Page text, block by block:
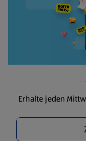
Erhalte jeden